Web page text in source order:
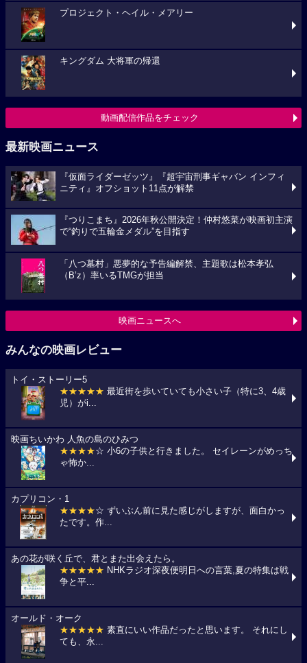
プロジェクト・ヘイル・メアリー
キングダム 大将軍の帰還
動画配信作品をチェック
最新映画ニュース
『仮面ライダーゼッツ』『超宇宙刑事ギャバン インフィ
ニティ』オフショット11点が解禁
『つりこまち』2026年秋公開決定！仲村悠菜が映画初主演
で“釣りで五輪金メダル”を目指す
「八つ墓村」悪夢的な予告編解禁、主題歌は松本孝弘
（B’z）率いるTMGが担当
映画ニュースへ
みんなの映画レビュー
トイ・ストーリー5
★★★★★ 最近街を歩いていても小さい子（特に3、4歳
児）がi...
映画ちいかわ 人魚の島のひみつ
★★★★☆ 小6の子供と行きました。 セイレーンがめっち
ゃ怖か...
カプリコン・1
★★★★☆ ずいぶん前に見た感じがしますが、面白かっ
たです。作...
あの花が咲く丘で、君とまた出会えたら。
★★★★★ NHKラジオ深夜便明日への言葉,夏の特集は戦
争と平...
オールド・オーク
★★★★★ 素直にいい作品だったと思います。 それにし
ても、永...